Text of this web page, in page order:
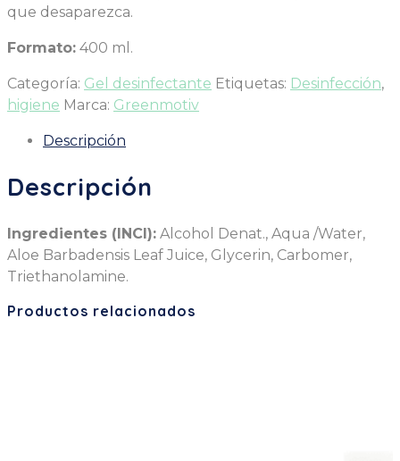
que desaparezca.
Formato: 400 ml.
Categoría: Gel desinfectante Etiquetas: Desinfección,
higiene Marca: Greenmotiv
Descripción
Descripción
Ingredientes (INCI): Alcohol Denat., Aqua /Water,
Aloe Barbadensis Leaf Juice, Glycerin, Carbomer,
Triethanolamine.
Productos relacionados